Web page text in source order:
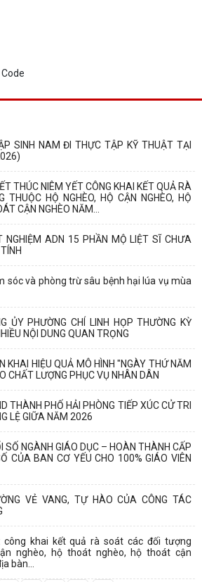
SINH NAM ĐI THỰC TẬP KỸ THUẬT TẠI
THÚC NIÊM YẾT CÔNG KHAI KẾT QUẢ RÀ
HỘ NGHÈO, HỘ CẬN NGHÈO, HỘ
CẬN NGHÈO NĂM...
NGHIỆM ADN 15 PHẦN MỘ LIỆT SĨ CHƯA
sóc và phòng trừ sâu bệnh hại lúa vụ mùa
ỦY PHƯỜNG CHÍ LINH HỌP THƯỜNG KỲ
NỘI DUNG QUAN TRỌNG
KHAI HIỆU QUẢ MÔ HÌNH "NGÀY THỨ NĂM
CHẤT LƯỢNG PHỤC VỤ NHÂN DÂN
THÀNH PHỐ HẢI PHÒNG TIẾP XÚC CỬ TRI
LỆ GIỮA NĂM 2026
SỐ NGÀNH GIÁO DỤC – HOÀN THÀNH CẤP
CỦA BAN CƠ YẾU CHO 100% GIÁO VIÊN
VẺ VANG, TỰ HÀO CỦA CÔNG TÁC
công khai kết quả rà soát các đối tượng
nghèo, hộ thoát nghèo, hộ thoát cận
bàn...